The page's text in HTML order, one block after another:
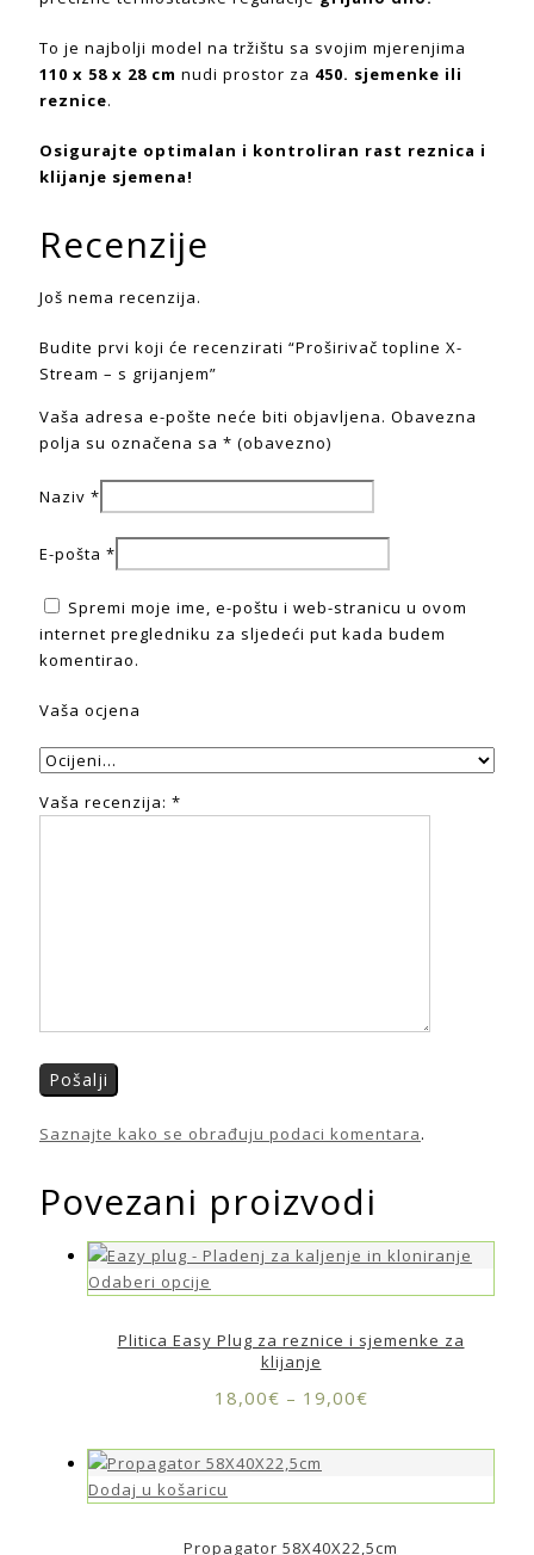
To je najbolji model na tržištu sa svojim mjerenjima
110 x 58 x 28 cm nudi prostor za 450. sjemenke ili
reznice.
Osigurajte optimalan i kontroliran rast reznica i
klijanje sjemena!
Recenzije
Još nema recenzija.
Budite prvi koji će recenzirati “Proširivač topline X-
Stream – s grijanjem”
Vaša adresa e-pošte neće biti objavljena. Obavezna
polja su označena sa * (obavezno)
Naziv *
E-pošta *
Spremi moje ime, e-poštu i web-stranicu u ovom
internet pregledniku za sljedeći put kada budem
komentirao.
Vaša ocjena
Vaša recenzija: *
Saznajte kako se obrađuju podaci komentara.
Povezani proizvodi
Odaberi opcije
Plitica Easy Plug za reznice i sjemenke za
klijanje
18,00€ – 19,00€
Dodaj u košaricu
Propagator 58X40X22,5cm